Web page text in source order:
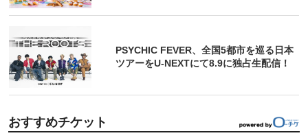
PSYCHIC FEVER、全国5都市を巡る日本
ツアーをU‐NEXTにて8.9に独占生配信！
おすすめチケット